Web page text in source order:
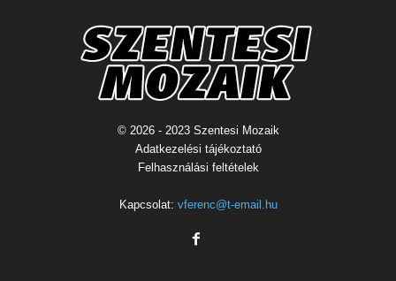
© 2026 - 2023 Szentesi Mozaik
Adatkezelési tájékoztató
Felhasználási feltételek
Kapcsolat: vferenc@t-email.hu